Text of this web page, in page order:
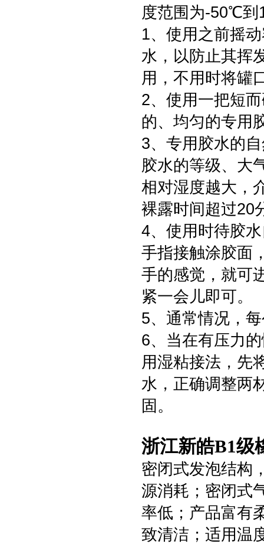
度范围为-50℃到
1、使用之前摇
水，以防止其挥
用，不用时将罐
2、使用一把短
的、均匀的专用
3、专用胶水的
胶水的等级、大
相对湿度越大，
裸露时间超过20
4、使用时待胶
手指接触涂胶面
手的感觉，就可
紧一会儿即可。
5、通常情况，
6、当在有压力
用湿粘接法，先
水，正确调整两
固。
浙江新皓B1级
密闭式发泡结构
源消耗；密闭式
率低；产品富有
致清洁；适用温